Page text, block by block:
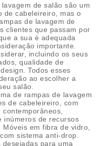
de salão são um
de cabeleireiro, mas o
de lavagem de
clientes que passam por
a sua é adequada
importante.
incluindo os seus
qualidade de
Todos esses
ao escolher a
salão.
de rampas de lavagem
de cabeleireiro, com
inúmeros de recursos
em fibra de vidro,
sistema anti-drop.
para uma